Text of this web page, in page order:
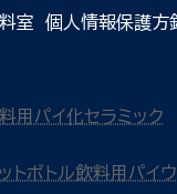
室 個人情報保護方
用パイ化セラミック
トボトル飲料用パイ